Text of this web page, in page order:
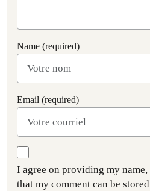
Name (required)
Email (required)
I agree on providing my
that my comment can be